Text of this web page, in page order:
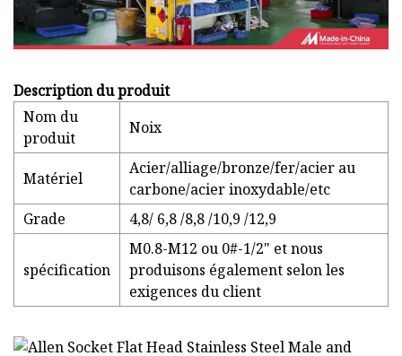
Description du produit
Nom du
produit
Noix
Matériel
Acier/alliage/bronze/fer/acier au
carbone/acier inoxydable/etc
Grade
4,8/ 6,8 /8,8 /10,9 /12,9
spécification
M0.8-M12 ou 0#-1/2" et nous
produisons également selon les
exigences du client